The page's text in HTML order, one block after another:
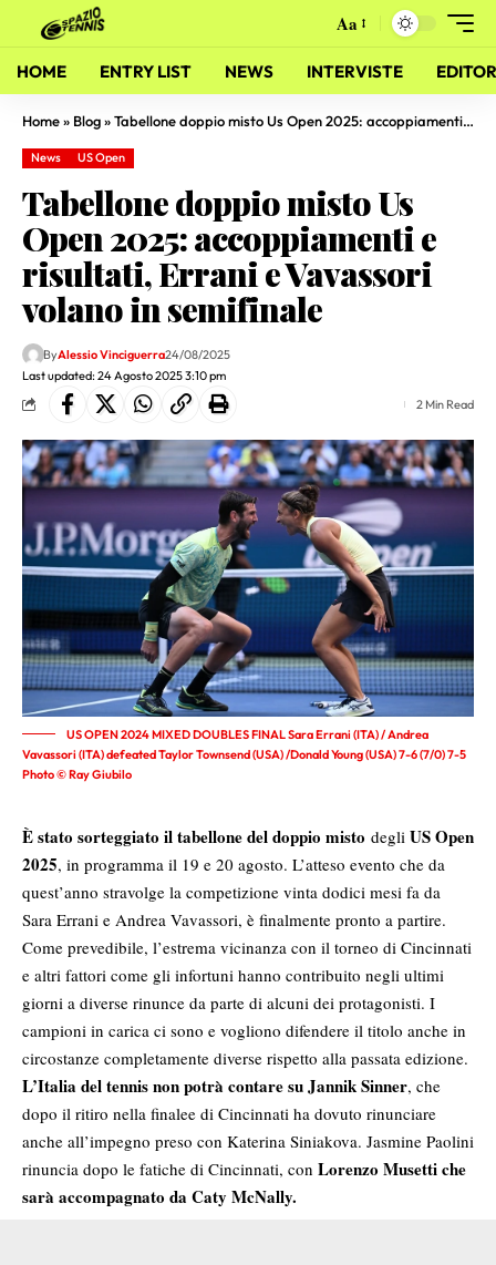
Aa
HOME ENTRY LIST NEWS INTERVISTE
Home» Blog»Tabellone doppio misto Us Open 2025: accoppiamenti e risultati, Errani e Vavassori volano in semifinale
News US Open
Tabellone doppio misto Us
Open 2025: accoppiamenti e
risultati, Errani e Vavassori
volano in semifinale
Last updated: 24 Agosto 2025 3:10 pm
ByAlessio Vinciguerra24/08/2025
2 Min Read
US OPEN 2024 MIXED DOUBLES FINAL Sara Errani (ITA) / Andrea
Vavassori (ITA) defeated Taylor Townsend (USA) /Donald Young (USA) 7-6 (7/0) 7-5
Photo © Ray Giubilo
È stato sorteggiato il tabellone del doppio misto degli US Open
2025, in programma il 19 e 20 agosto. L’atteso evento che da
quest’anno stravolge la competizione vinta dodici mesi fa da
Sara Errani e Andrea Vavassori, è finalmente pronto a partire.
Come prevedibile, l’estrema vicinanza con il torneo di Cincinnati
e altri fattori come gli infortuni hanno contribuito negli ultimi
giorni a diverse rinunce da parte di alcuni dei protagonisti. I
campioni in carica ci sono e vogliono difendere il titolo anche in
circostanze completamente diverse rispetto alla passata edizione.
L’Italia del tennis non potrà contare suJannik Sinner, che
dopo il ritiro nella finalee di Cincinnati ha dovuto rinunciare
anche all’impegno preso con Katerina Siniakova. Jasmine Paolini
rinuncia dopo le fatiche di Cincinnati, con Lorenzo Musetti che
sarà accompagnato da Caty McNally.